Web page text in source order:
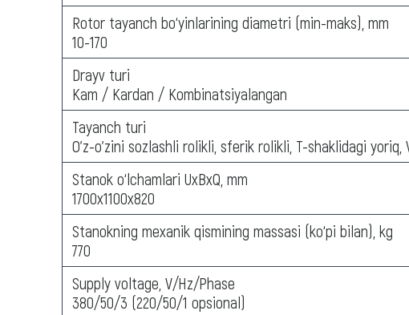
Rotor tayanch bo‘yinlarining diametri (min-maks), mm
10-170
Drayv turi
Kam / Kardan / Kombinatsiyalangan
Tayanch turi
O'z-o'zini sozlashli rolikli, sferik rolikli, T-shaklidagi
Stanok o‘lchamlari UxBxQ, mm
1700х1100х820
Stanokning mexanik qismining massasi (ko‘pi bilan), kg
770
Supply voltage, V/Hz/Phase
380/50/3 (220/50/1 opsional)